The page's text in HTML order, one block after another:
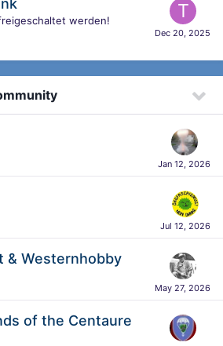
werden!
& Westernhobby
of the Centaure